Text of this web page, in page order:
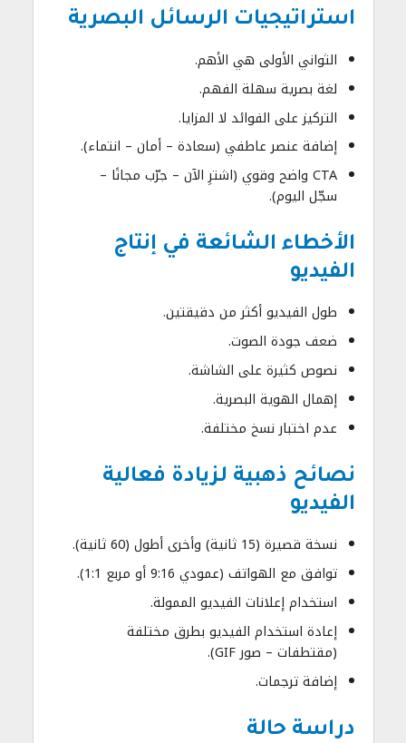
استراتيجيات الرسائل البصرية
الثواني الأولى هي الأهم.
لغة بصرية سهلة الفهم.
التركيز على الفوائد لا المزايا.
إضافة عنصر عاطفي (سعادة – أمان – انتماء).
CTA واضح وقوي (اشترِ الآن – جرّب مجانًا –
سجّل اليوم).
الأخطاء الشائعة في إنتاج
الفيديو
طول الفيديو أكثر من دقيقتين.
ضعف جودة الصوت.
نصوص كثيرة على الشاشة.
إهمال الهوية البصرية.
عدم اختبار نسخ مختلفة.
نصائح ذهبية لزيادة فعالية
الفيديو
نسخة قصيرة (15 ثانية) وأخرى أطول (60 ثانية).
توافق مع الهواتف (عمودي 9:16 أو مربع 1:1).
استخدام إعلانات الفيديو الممولة.
إعادة استخدام الفيديو بطرق مختلفة
(مقتطفات – صور GIF).
إضافة ترجمات.
دراسة حالة